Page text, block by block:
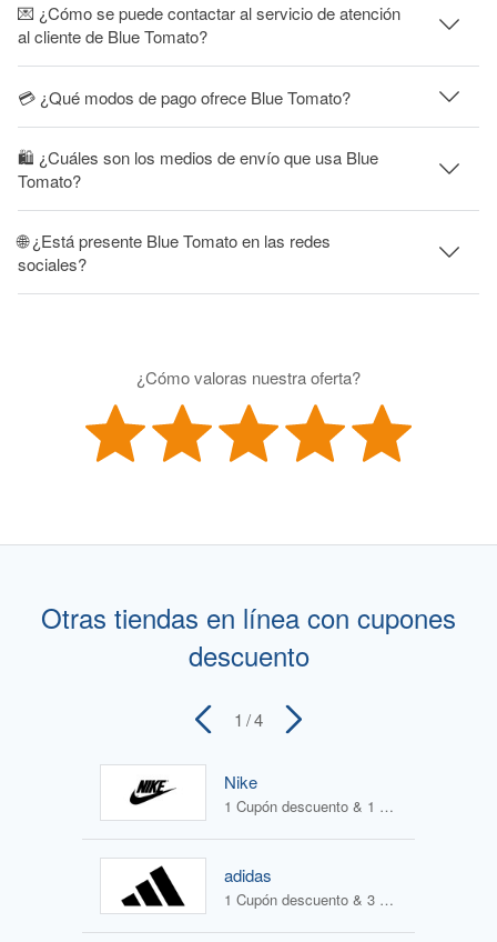
💌 ¿Cómo se puede contactar al servicio de atención
al cliente de Blue Tomato?
💳 ¿Qué modos de pago ofrece Blue Tomato?
🛍 ¿Cuáles son los medios de envío que usa Blue
Tomato?
🌐 ¿Está presente Blue Tomato en las redes
sociales?
¿Cómo valoras nuestra oferta?
Otras tiendas en línea con cupones
descuento
1 / 4
Nike
1 Cupón descuento & 1 Oferta
adidas
1 Cupón descuento & 3 Ofertas